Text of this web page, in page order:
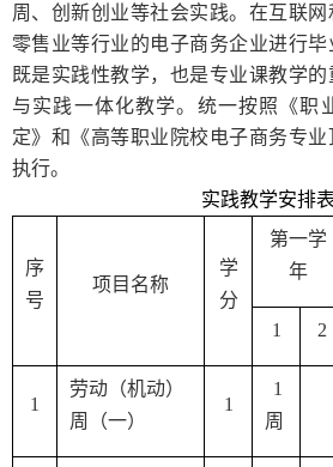
周、创新创业等社会实践。在互联网
零售业等行业的电子商务企业进行
既是实践性教学，也是专业课教学
与实践一体化教学。统一按照《职
定》和《高等职业院校电子商务专
执行。
实践教学安排表
序
号
项目名称
学
分
第一学
年
1 2
1
劳动（机动）
周（一）
1
1
周